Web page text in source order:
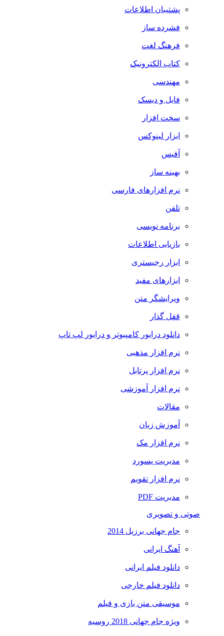
پشتیبان اطلاعات
فشرده ساز
فرهنگ لغت
کتاب الکترونیک
مهندسی
فایل و دیسک
سخت افزار
ابزار لینوکس
آفیس
بهینه ساز
نرم افزارهای فارسی
تلفن
برنامه نویسی
بازیابی اطلاعات
ابزار رجیستری
ابزارهای مفید
ویرایشگر متن
قفل گذار
دانلود درایور کامپیوتر و درایور لپ تاپ
نرم افزار مذهبی
نرم افزار پرتابل
نرم افزار آموزشی
مقالات
آموزش زبان
نرم افزار مک
مدیریت پسورد
نرم افزار تقویم
مدیریت PDF
صوتی و تصویری
جام جهانی برزیل 2014
آهنگ ایرانی
دانلود فیلم ایرانی
دانلود فیلم خارجی
موسیقی متن بازی و فیلم
ویژه جام جهانی 2018 روسیه